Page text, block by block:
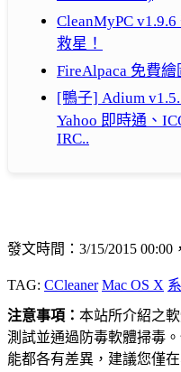
CleanMyPC
救星！
FireAlpaca 免費繪
[鴨子] Adium
Yahoo 即時通、
IRC..
發文時間：3/15/2015 00:00
TAG: CCleaner Mac OS X
注意事項： 本站所介紹之
測試並通過防毒軟體掃毒
能都各有差異，建議您僅